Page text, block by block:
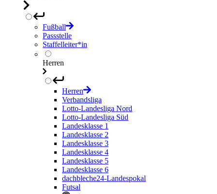
Fußball
Passstelle
Staffelleiter*in
Herren
Herren
Verbandsliga
Lotto-Landesliga Nord
Lotto-Landesliga Süd
Landesklasse 1
Landesklasse 2
Landesklasse 3
Landesklasse 4
Landesklasse 5
Landesklasse 6
dachbleche24-Landespokal
Futsal